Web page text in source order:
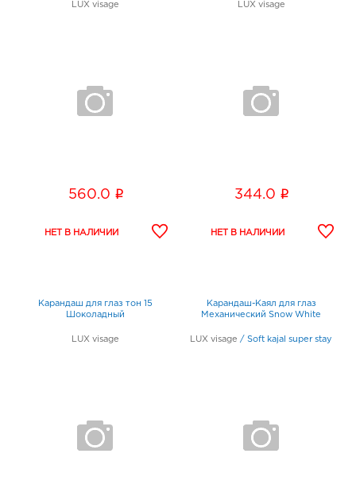
LUX visage
560.0 i
LUX visage
344.0 i
Карандаш для глаз тон 15
Шоколадный
LUX visage
Карандаш-Каял для глаз
Механический Snow White
LUX visage / Soft kajal super stay